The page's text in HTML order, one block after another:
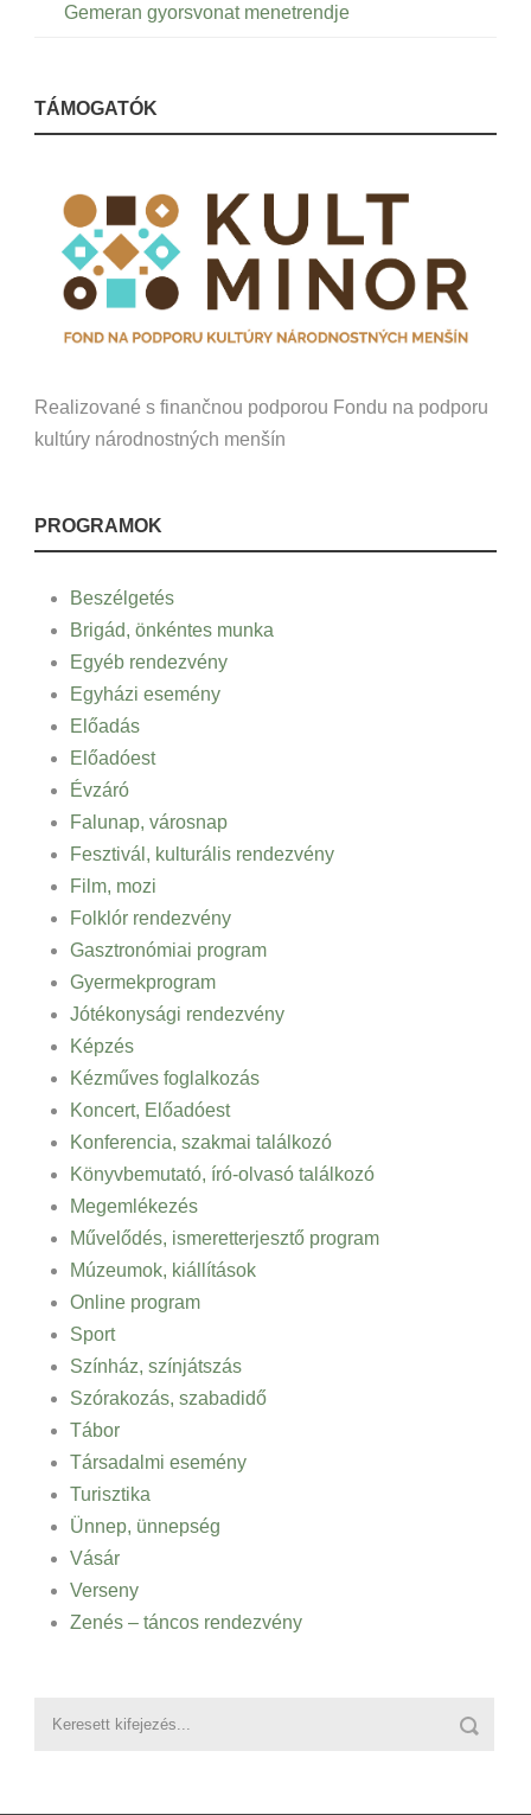
Gemeran gyorsvonat menetrendje
TÁMOGATÓK
Realizované s finančnou podporou Fondu na podporu
kultúry národnostných menšín
PROGRAMOK
Beszélgetés
Brigád, önkéntes munka
Egyéb rendezvény
Egyházi esemény
Előadás
Előadóest
Évzáró
Falunap, városnap
Fesztivál, kulturális rendezvény
Film, mozi
Folklór rendezvény
Gasztronómiai program
Gyermekprogram
Jótékonysági rendezvény
Képzés
Kézműves foglalkozás
Koncert, Előadóest
Konferencia, szakmai találkozó
Könyvbemutató, író-olvasó találkozó
Megemlékezés
Művelődés, ismeretterjesztő program
Múzeumok, kiállítások
Online program
Sport
Színház, színjátszás
Szórakozás, szabadidő
Tábor
Társadalmi esemény
Turisztika
Ünnep, ünnepség
Vásár
Verseny
Zenés – táncos rendezvény